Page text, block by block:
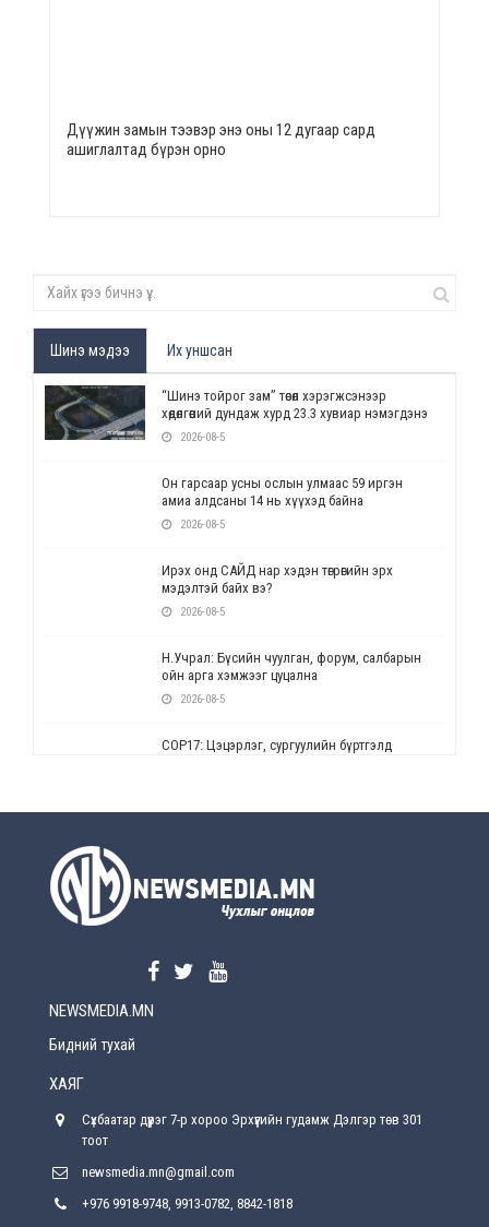
Дүүжин замын тээвэр энэ оны 12 дугаар сард
ашиглалтад бүрэн орно
Шинэ мэдээ Их уншсан
“Шинэ тойрог зам” төсөл хэрэгжсэнээр
хөдөлгөөний дундаж хурд 23.3 хувиар нэмэгдэнэ
2026-08-5
Он гарсаар усны ослын улмаас 59 иргэн
амиа алдсаны 14 нь хүүхэд байна
2026-08-5
Ирэх онд САЙД нар хэдэн төгрөгийн эрх
мэдэлтэй байх вэ?
2026-08-5
Н.Учрал: Бүсийн чуулган, форум, салбарын
ойн арга хэмжээг цуцална
2026-08-5
СОР17: Цэцэрлэг, сургуулийн бүртгэлд
2026-08-5
2026-08-5
хүрсэн өгөөжөөрөө ажлаа үнэлж, хэрэгжилтээ
Улсын онцгой комисс өвөлжилтийн бэлтгэл,
NEWSMEDIA.MN
Бидний тухай
ХАЯГ
Сүхбаатар дүүрэг 7-р хороо Эрхүүгийн гудамж Дэлгэр төв 301
тоот
newsmedia.mn@gmail.com
+976 9918-9748, 9913-0782, 8842-1818